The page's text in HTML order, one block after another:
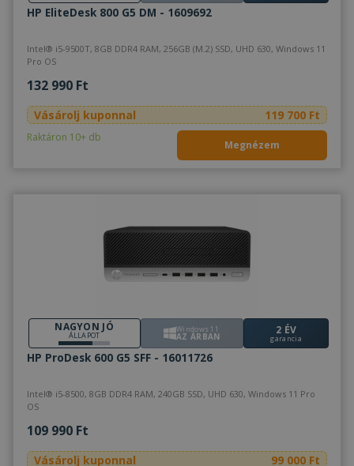
HP EliteDesk 800 G5 DM - 1609692
Intel® i5-9500T, 8GB DDR4 RAM, 256GB (M.2) SSD, UHD 630, Windows 11
Pro OS
132 990 Ft
Vásárolj kuponnal 119 700 Ft
Raktáron 10+ db
Megnézem
NAGYON JÓ
ÁLLAPOT
Windows 11
AZ ÁRBAN 2 ÉV
garancia
HP ProDesk 600 G5 SFF - 16011726
Intel® i5-8500, 8GB DDR4 RAM, 240GB SSD, UHD 630, Windows 11 Pro
OS
109 990 Ft
Vásárolj kuponnal 99 000 Ft